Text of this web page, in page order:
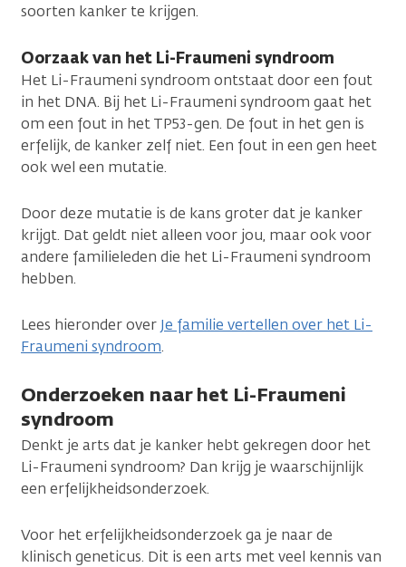
soorten kanker te krijgen.
Oorzaak van het Li-Fraumeni syndroom
Het Li-Fraumeni syndroom ontstaat door een fout
in het DNA. Bij het Li-Fraumeni syndroom gaat het
om een fout in het TP53-gen. De fout in het gen is
erfelijk, de kanker zelf niet. Een fout in een gen heet
ook wel een mutatie.
Door deze mutatie is de kans groter dat je kanker
krijgt. Dat geldt niet alleen voor jou, maar ook voor
andere familieleden die het Li-Fraumeni syndroom
hebben.
Lees hieronder over Je familie vertellen over het Li-
Fraumeni syndroom.
Onderzoeken naar het Li-Fraumeni
syndroom
Denkt je arts dat je kanker hebt gekregen door het
Li-Fraumeni syndroom? Dan krijg je waarschijnlijk
een erfelijkheidsonderzoek.
Voor het erfelijkheidsonderzoek ga je naar de
klinisch geneticus. Dit is een arts met veel kennis van